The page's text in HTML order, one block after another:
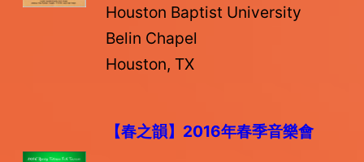
Houston Baptist University
Belin Chapel
Houston, TX
【春之韻】 2016年春季音樂會